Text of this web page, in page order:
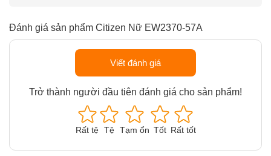
Đánh giá sản phẩm Citizen Nữ EW2370-57A
Viết đánh giá
Trở thành người đầu tiên đánh giá cho sản phẩm!
Rất tệ Tệ Tạm ổn Tốt Rất tốt